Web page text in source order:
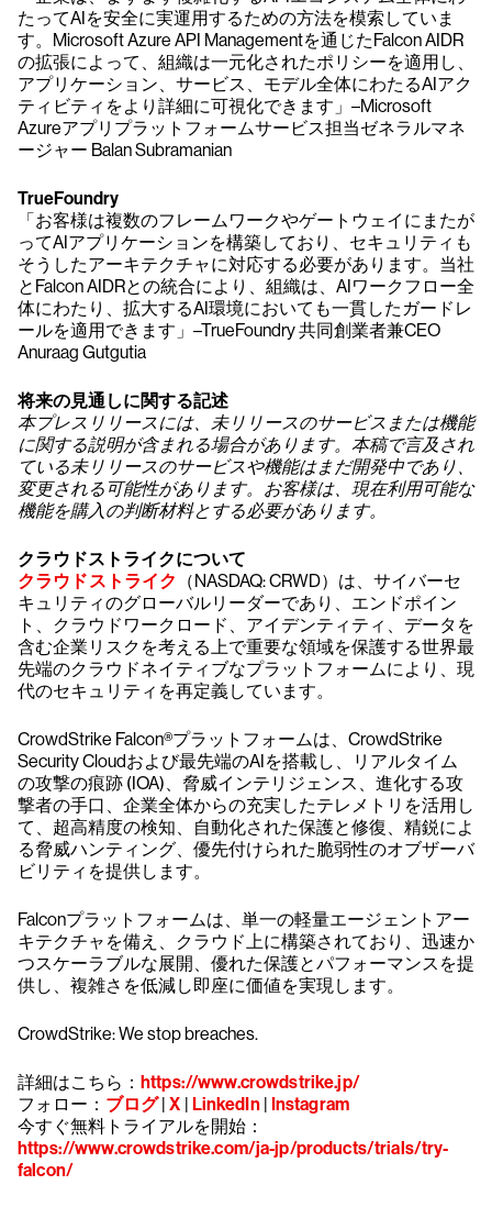
たってAIを安全に実運用するための方法を模索していま
す。Microsoft Azure API Managementを通じたFalcon AIDR
の拡張によって、組織は一元化されたポリシーを適用し、
アプリケーション、サービス、モデル全体にわたるAIアク
ティビティをより詳細に可視化できます」–Microsoft
Azureアプリプラットフォームサービス担当ゼネラルマネ
ージャー Balan Subramanian
TrueFoundry
「お客様は複数のフレームワークやゲートウェイにまたが
ってAIアプリケーションを構築しており、セキュリティも
そうしたアーキテクチャに対応する必要があります。当社
とFalcon AIDRとの統合により、組織は、AIワークフロー全
体にわたり、拡大するAI環境においても一貫したガードレ
ールを適用できます」–TrueFoundry 共同創業者兼CEO
Anuraag Gutgutia
将来の見通しに関する記述
本プレスリリースには、未リリースのサービスまたは機能
に関する説明が含まれる場合があります。本稿で言及され
ている未リリースのサービスや機能はまだ開発中であり、
変更される可能性があります。お客様は、現在利用可能な
機能を購入の判断材料とする必要があります。
クラウドストライクについて
クラウドストライク
（NASDAQ: CRWD）は、サイバーセ
キュリティのグローバルリーダーであり、エンドポイン
ト、クラウドワークロード、アイデンティティ、データを
含む企業リスクを考える上で重要な領域を保護する世界最
先端のクラウドネイティブなプラットフォームにより、現
代のセキュリティを再定義しています。
CrowdStrike Falcon®プラットフォームは、CrowdStrike
Security Cloudおよび最先端のAIを搭載し、リアルタイム
の攻撃の痕跡 (IOA)、脅威インテリジェンス、進化する攻
撃者の手口、企業全体からの充実したテレメトリを活用し
て、超高精度の検知、自動化された保護と修復、精鋭によ
る脅威ハンティング、優先付けられた脆弱性のオブザーバ
ビリティを提供します。
Falconプラットフォームは、単一の軽量エージェントアー
キテクチャを備え、クラウド上に構築されており、迅速か
つスケーラブルな展開、優れた保護とパフォーマンスを提
供し、複雑さを低減し即座に価値を実現します。
CrowdStrike: We stop breaches.
詳細はこちら： https://www.crowdstrike.jp/
フォロー： ブログ|X | LinkedIn| Instagram
今すぐ無料トライアルを開始：
https://www.crowdstrike.com/ja-jp/products/trials/try-
falcon/